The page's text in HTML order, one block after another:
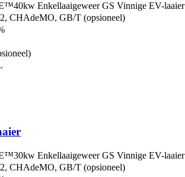
Enkellaaigeweer GS Vinnige EV-laaier
CHAdeMO, GB/T (opsioneel)
Enkellaaigeweer GS Vinnige EV-laaier
CHAdeMO, GB/T (opsioneel)